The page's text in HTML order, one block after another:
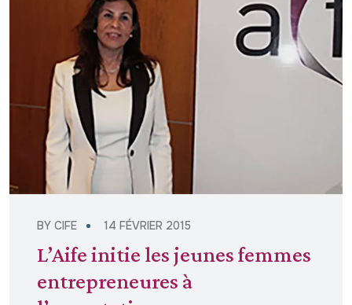
BY CIFE 14 FÉVRIER 2015
L’Aife initie les jeunes femmes
entrepreneures à